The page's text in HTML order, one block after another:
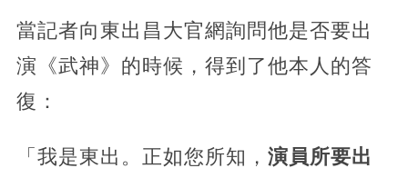
當記者向東出昌大官網詢問他是否要出
演《武神》的時候，得到了他本人的答
復：
「我是東出。正如您所知， 演員所要出